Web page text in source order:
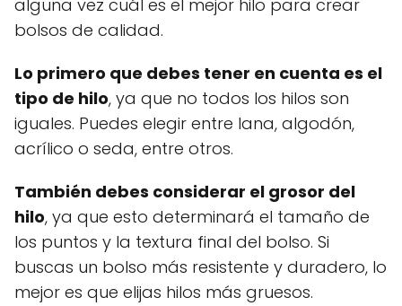
alguna vez cuál es el mejor hilo para crear
bolsos de calidad.
Lo primero que debes tener en cuenta es el
tipo de hilo, ya que no todos los hilos son
iguales. Puedes elegir entre lana, algodón,
acrílico o seda, entre otros.
También debes considerar el grosor del
hilo, ya que esto determinará el tamaño de
los puntos y la textura final del bolso. Si
buscas un bolso más resistente y duradero, lo
mejor es que elijas hilos más gruesos.